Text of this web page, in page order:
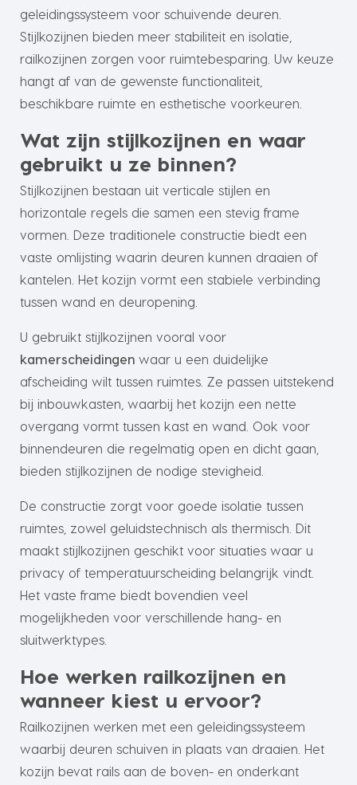
geleidingssysteem voor schuivende deuren.
Stijlkozijnen bieden meer stabiliteit en isolatie,
railkozijnen zorgen voor ruimtebesparing. Uw keuze
hangt af van de gewenste functionaliteit,
beschikbare ruimte en esthetische voorkeuren.
Wat zijn stijlkozijnen en waar
gebruikt u ze binnen?
Stijlkozijnen bestaan uit verticale stijlen en
horizontale regels die samen een stevig frame
vormen. Deze traditionele constructie biedt een
vaste omlijsting waarin deuren kunnen draaien of
kantelen. Het kozijn vormt een stabiele verbinding
tussen wand en deuropening.
U gebruikt stijlkozijnen vooral voor
kamerscheidingen waar u een duidelijke
afscheiding wilt tussen ruimtes. Ze passen uitstekend
bij inbouwkasten, waarbij het kozijn een nette
overgang vormt tussen kast en wand. Ook voor
binnendeuren die regelmatig open en dicht gaan,
bieden stijlkozijnen de nodige stevigheid.
De constructie zorgt voor goede isolatie tussen
ruimtes, zowel geluidstechnisch als thermisch. Dit
maakt stijlkozijnen geschikt voor situaties waar u
privacy of temperatuurscheiding belangrijk vindt.
Het vaste frame biedt bovendien veel
mogelijkheden voor verschillende hang- en
sluitwerktypes.
Hoe werken railkozijnen en
wanneer kiest u ervoor?
Railkozijnen werken met een geleidingssysteem
waarbij deuren schuiven in plaats van draaien. Het
kozijn bevat rails aan de boven- en onderkant